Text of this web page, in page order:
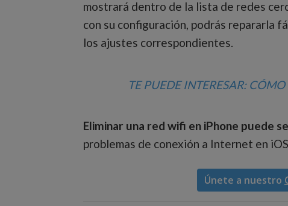
mostrará dentro de la lista de redes
con su configuración, podrás repararla
los ajustes correspondientes.
TE PUEDE INTERESAR: CÓMO
Eliminar una red wifi en iPhone puede
problemas de conexión a Internet en
Únete a nuestro